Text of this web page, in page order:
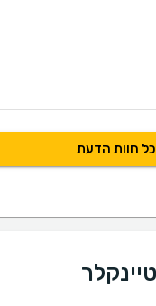
חוות הדעת